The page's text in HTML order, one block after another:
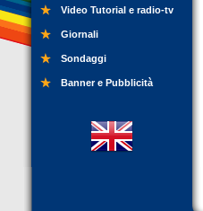
Video Tutorial e radio-tv
Giornali
Sondaggi
Banner e Pubblicità